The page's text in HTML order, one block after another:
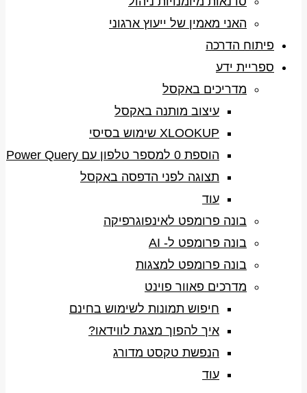
האני מאמין של ייעוץ ארגוני
פיתוח הדרכה
ספריית ידע
מדריכים באקסל
עיצוב מותנה באקסל
XLOOKUP שימוש בסיסי
הוספת 0 למספר טלפון עם Power Query
תצוגה לפני הדפסה באקסל
עוד
בונה פרומפט לאינפוגרפיקה
בונה פרומפט ל- AI
בונה פרומפט למצגות
מדרכים פאוור פוינט
חיפוש תמונות לשימוש בחינם
איך להפוך מצגת לווידאו?
הנפשת טקסט מדורג
עוד